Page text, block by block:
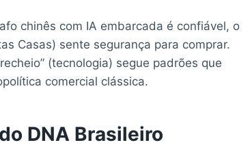
chinês com IA embarcada é confiável, o
Casas) sente segurança para comprar.
(tecnologia) segue padrões que
comercial clássica.
DNA Brasileiro